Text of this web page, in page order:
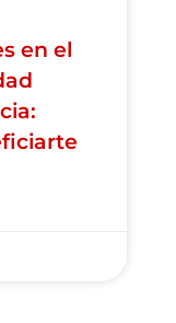
en el